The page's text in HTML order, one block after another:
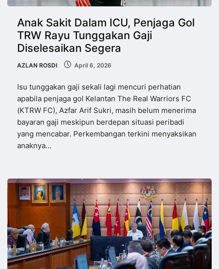
Anak Sakit Dalam ICU, Penjaga Gol
TRW Rayu Tunggakan Gaji
Diselesaikan Segera
AZLAN ROSDI April 6, 2026
Isu tunggakan gaji sekali lagi mencuri perhatian
apabila penjaga gol Kelantan The Real Warriors FC
(KTRW FC), Azfar Arif Sukri, masih belum menerima
bayaran gaji meskipun berdepan situasi peribadi
yang mencabar. Perkembangan terkini menyaksikan
anaknya…